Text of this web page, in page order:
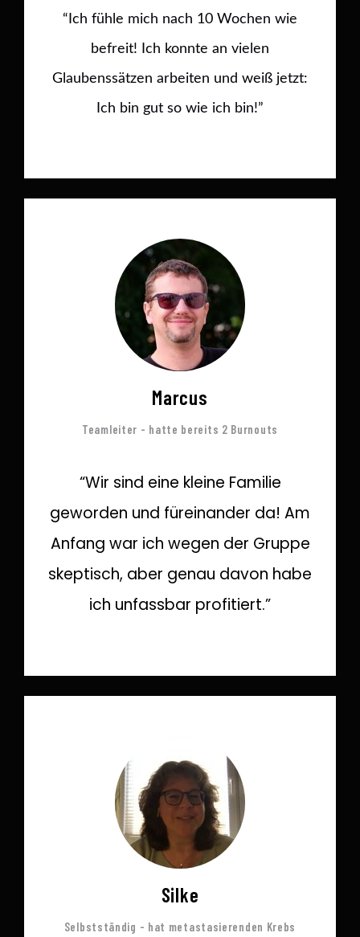
“Ich fühle mich nach 10 Wochen wie
befreit! Ich konnte an vielen
Glaubenssätzen arbeiten und weiß jetzt:
Ich bin gut so wie ich bin!”
Marcus
Teamleiter - hatte bereits 2 Burnouts
“Wir sind eine kleine Familie
geworden und füreinander da! Am
Anfang war ich wegen der Gruppe
skeptisch, aber genau davon habe
ich unfassbar profitiert.”
Silke
Selbstständig - hat metastasierenden Krebs